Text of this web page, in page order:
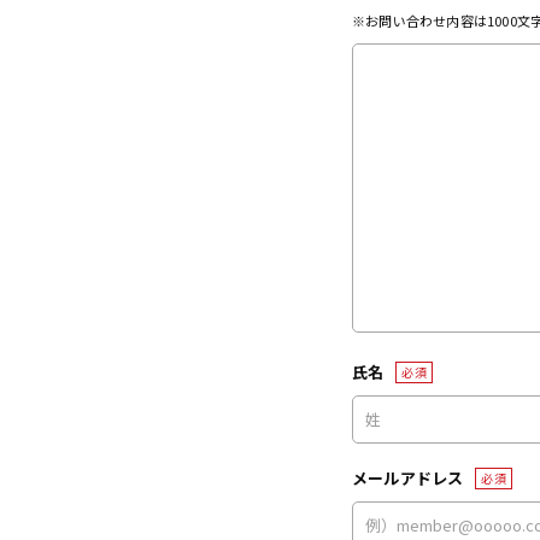
※お問い合わせ内容は1000文
氏名 必須
メールアドレス 必須